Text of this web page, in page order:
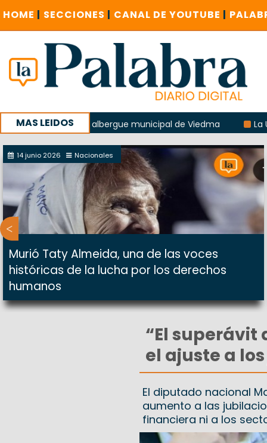
HOME | SECCIONES | CANAL DE YOUTUBE |
MAS LEIDOS
del albergue municipal de Viedma La Unesco
con un encuentro provincial en Roca
14 junio 2026 Nacionales
Murió Taty Almeida, una de las voces
históricas de la lucha por los derechos
humanos
“El superávit
el ajuste a
El diputado nacional
aumento a las
financiera ni a los